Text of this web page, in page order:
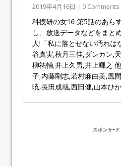
2019年4月16日 | 0 Comments
科捜研の女16 第5話のあら
し、放送データなどをまと
人!「私に落とせない汚れは
谷真実,秋月三佳,ダンカン,
柳祐輔,井上久男,井上暉之
子,内藤剛志,若村麻由美,風
暁,長田成哉,西田健,山本ひ
スポンサｰド